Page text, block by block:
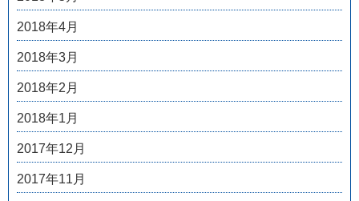
2018年4月
2018年3月
2018年2月
2018年1月
2017年12月
2017年11月